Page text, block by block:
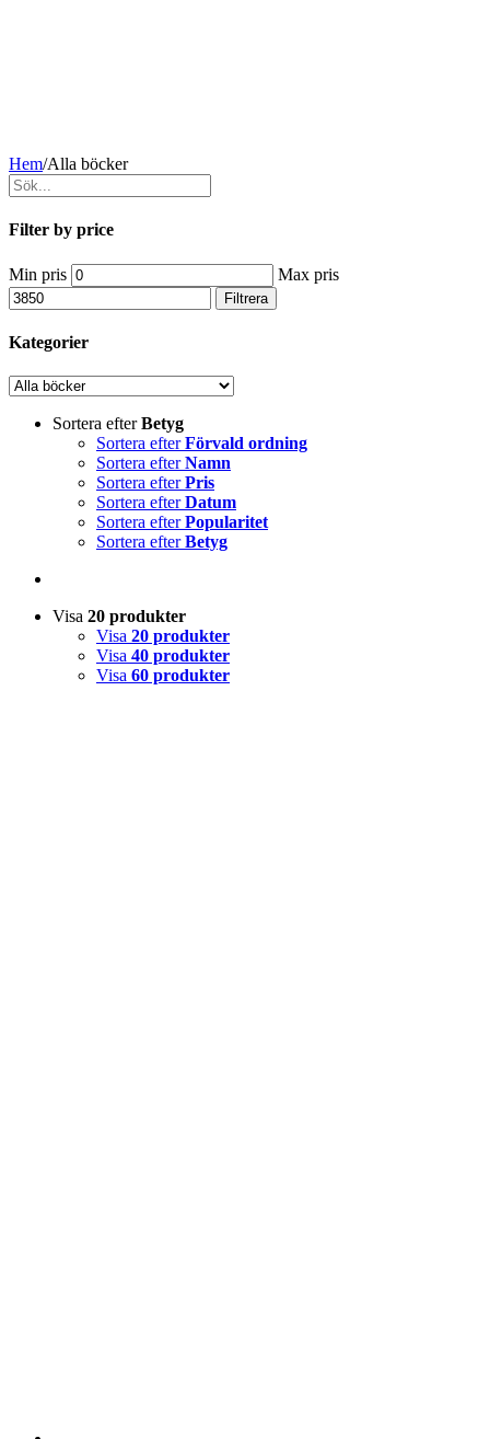
Hem/Alla böcker
Filter by price
Min pris Max pris
Filtrera
Kategorier
Sortera efterBetyg
Sortera efterFörvald ordning
Sortera efterNamn
Sortera efterPris
Sortera efterDatum
Sortera efterPopularitet
Sortera efterBetyg
Visa 20 produkter
Visa 20 produkter
Visa 40 produkter
Visa 60 produkter